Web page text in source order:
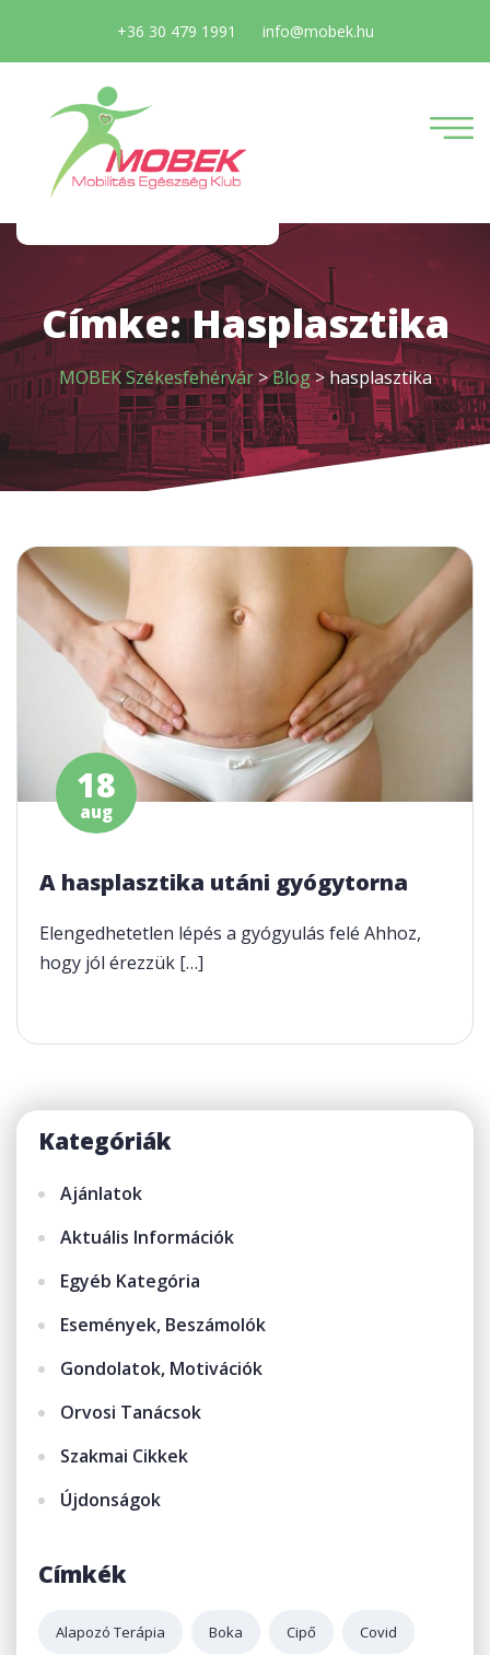
+36 30 479 1991 info@mobek.hu
Címke:Hasplasztika
MOBEK Székesfehérvár>Blog>hasplasztika
18
aug
A hasplasztika utáni gyógytorna
Elengedhetetlen lépés a gyógyulás felé Ahhoz,
hogy jól érezzük […]
Kategóriák
Ajánlatok
Aktuális Információk
Egyéb Kategória
Események, Beszámolók
Gondolatok, Motivációk
Orvosi Tanácsok
Szakmai Cikkek
Újdonságok
Címkék
Alapozó Terápia Boka Cipő Covid